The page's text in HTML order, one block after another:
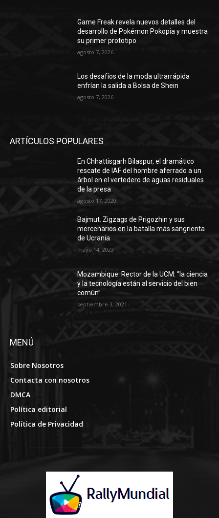
Game Freak revela nuevos detalles del
desarrollo de Pokémon Pokopia y muestra
su primer prototipo
agosto 7, 2026
Los desafíos de la moda ultrarrápida
enfrían la salida a Bolsa de Shein
agosto 7, 2026
ARTÍCULOS POPULARES
En Chhattisgarh Bilaspur, el dramático
rescate de IAF del hombre aferrado a un
árbol en el vertedero de aguas residuales
de la presa
agosto 17, 2020
Bajmut. Zigzags de Prigozhin y sus
mercenarios en la batalla más sangrienta
de Ucrania
mayo 14, 2023
Mozambique. Rector de la UCM: “la ciencia
y la tecnología están al servicio del bien
común”
septiembre 3, 2021
MENÚ
Sobre Nosotros
Contacta con nosotros
DMCA
Política editorial
Política de Privacidad